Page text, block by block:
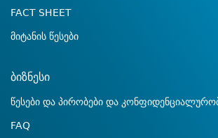
FACT SHEET
მიტანის წესები
ბიზნესი
წესები და პირობები და
FAQ